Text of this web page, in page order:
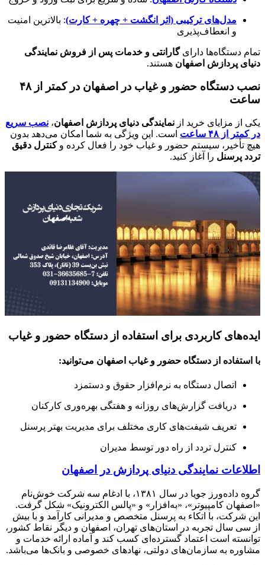
مدل‌های ترکیبی (اثر انگشت + چهره + کارت): بالاترین امنیت
و انعطاف‌پذیری
تمام دستگاه‌ها دارایگارانتی و خدمات پس از فروش نمایندگی
دنیای پردازش اصفهان هستند.
نصب دستگاه حضور و غیاب در اصفهان در کمتر از ۴۸
ساعت
یکی از مزایای خرید از نمایندگی دنیای پردازش اصفهان، نصب سریع
در کمتر از ۴۸ ساعت
است. این ویژگی به شما امکان می‌دهد بدون
هیچ تأخیر، سیستم حضور و غیاب خود را فعال کرده وکنترل دقیق
تردد پرسنل را آغاز کنید.
ایده‌های کاربردی برای استفاده از دستگاه حضور و غیاب
با استفاده از دستگاه حضور و غیاب اصفهان می‌توانید:
اتصال دستگاه به نرم‌افزار حقوق و دستمزد
دریافت گزارش‌های روزانه و هفتگی بهره‌وری کارکنان
تعریف شیفت‌های کاری مختلف برای مدیریت بهتر پرسنل
کنترل تردد از راه دور توسط مدیران
اطلاعات نمایندگی دنیای پردازش در اصفهان
گروه داده‌ورز جویا در سال ۱۳۸۱، با ادغام سه شرکت خوش‌نام
«اصفهان کامپیوتر»، «به‌افزار» و «پالس الکترونیک» شکل گرفت.
این شرکت، با اتکاء به پرسنل متخصص و مدیرانی کارآمد و با بیش
از سی سال تجربه در استان‌های تهران، اصفهان و دیگر نقاط کشور،
توانسته است اعتماد گسترده‌ای کسب کند و آماده ارائه خدمات و
مشاوره به سازمان‌های دولتی، نهادهای خصوصی و بانک‌ها می‌باشد.